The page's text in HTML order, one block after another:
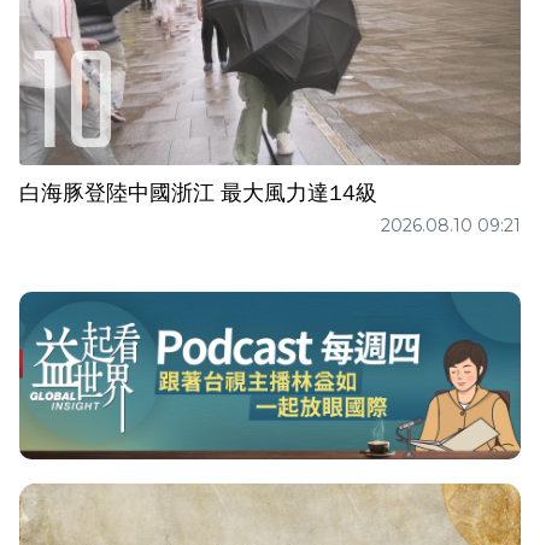
白海豚登陸中國浙江 最大風力達14級
2026.08.10 09:21